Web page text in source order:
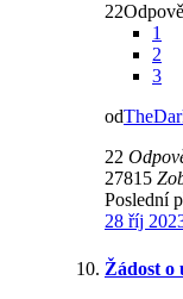
1
2
3
od
22
27815
Poslední
28 říj
Žádost o